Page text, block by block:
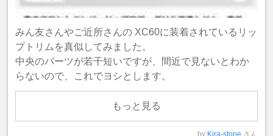
みん友さんやご近所さんの XC60に装着されているリッ
プトリムを真似してみました。
中央のパーツが若干短いですが、間近で見ないとわか
らないので、これでヨシとします。
もっと見る
by Kira-stone さん